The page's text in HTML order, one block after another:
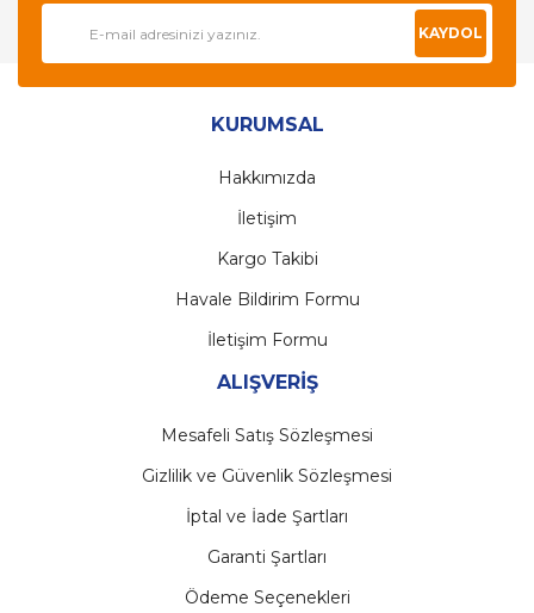
KAYDOL
KURUMSAL
Hakkımızda
İletişim
Kargo Takibi
Havale Bildirim Formu
İletişim Formu
ALIŞVERİŞ
Mesafeli Satış Sözleşmesi
Gizlilik ve Güvenlik Sözleşmesi
İptal ve İade Şartları
Garanti Şartları
Ödeme Seçenekleri